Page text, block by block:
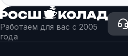
Работаем для вас с 2005
года